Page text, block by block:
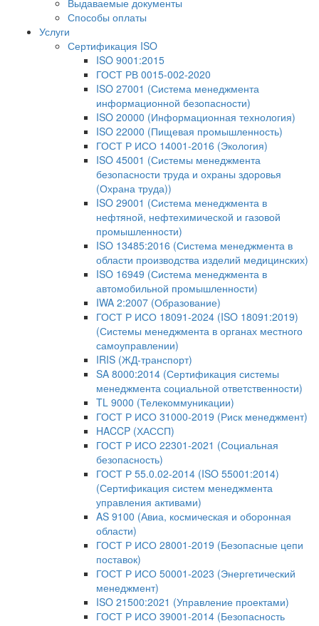
Способы оплаты
Услуги
Сертификация ISO
ISO 9001:2015
ГОСТ РВ 0015-002-2020
ISO 27001 (Система менеджмента
информационной безопасности)
ISO 20000 (Информационная технология)
ISO 22000 (Пищевая промышленность)
ГОСТ Р ИСО 14001-2016 (Экология)
ISO 45001 (Системы менеджмента
безопасности труда и охраны здоровья
(Охрана труда))
ISO 29001 (Система менеджмента в
нефтяной, нефтехимической и газовой
промышленности)
ISO 13485:2016 (Система менеджмента в
области производства изделий медицинских)
ISO 16949 (Система менеджмента в
автомобильной промышленности)
IWA 2:2007 (Образование)
ГОСТ Р ИСО 18091-2024 (ISO 18091:2019)
(Системы менеджмента в органах местного
самоуправлении)
IRIS (ЖД-транспорт)
SA 8000:2014 (Сертификация системы
менеджмента социальной ответственности)
TL 9000 (Телекоммуникации)
ГОСТ Р ИСО 31000-2019 (Риск менеджмент)
HACCP (ХАССП)
ГОСТ Р ИСО 22301-2021 (Социальная
безопасность)
ГОСТ Р 55.0.02-2014 (ISO 55001:2014)
(Сертификация систем менеджмента
управления активами)
AS 9100 (Авиа, космическая и оборонная
области)
ГОСТ Р ИСО 28001-2019 (Безопасные цепи
поставок)
ГОСТ Р ИСО 50001-2023 (Энергетический
менеджмент)
ISO 21500:2021 (Управление проектами)
ГОСТ Р ИСО 39001-2014 (Безопасность